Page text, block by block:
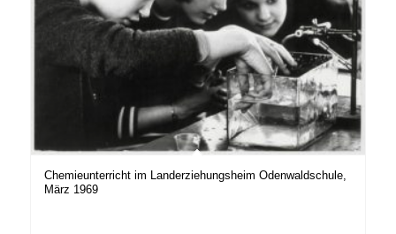
Chemieunterricht im Landerziehungsheim Odenwaldschule,
März 1969